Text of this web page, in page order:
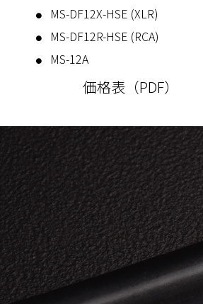
MS-DF12X-HSE (XLR)
MS-DF12R-HSE (RCA)
MS-12A
価格表（PDF）